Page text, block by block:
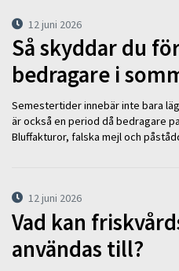
12 juni 2026
Så skyddar du
bedragare i
Semestertider innebär inte bara
är också en period då bedragare
Bluffakturor, falska mejl och
12 juni 2026
Vad kan
användas till?